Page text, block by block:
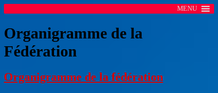
MENU
Organigramme de la
Fédération
Organigramme de la fédération